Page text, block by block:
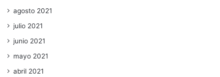
agosto 2021
julio 2021
junio 2021
mayo 2021
abril 2021